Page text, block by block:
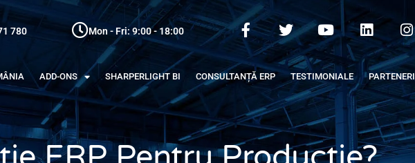
780 Mon - Fri: 9:00 - 18:00
ADD-ONS SHARPERLIGHT BI CONSULTANȚĂ ERP TESTIMONIALE PARTENERI